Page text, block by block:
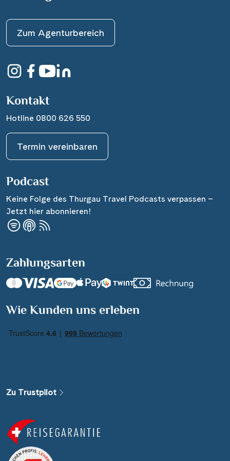
Zum Agenturbereich
Kontakt
Hotline 0800 626 550
Termin vereinbaren
Podcast
Keine Folge des Thurgau Travel Podcasts verpassen –
Jetzt hier abonnieren!
Zahlungsarten
Wie Kunden uns erleben
Zu Trustpilot
Suchen & Buchen
Alle Gewässer
Alle Schiffe